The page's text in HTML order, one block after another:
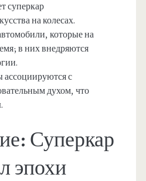
суперкар
на колесах.
которые на
в них внедряются
ассоциируются с
духом, что
Суперкар
эпохи